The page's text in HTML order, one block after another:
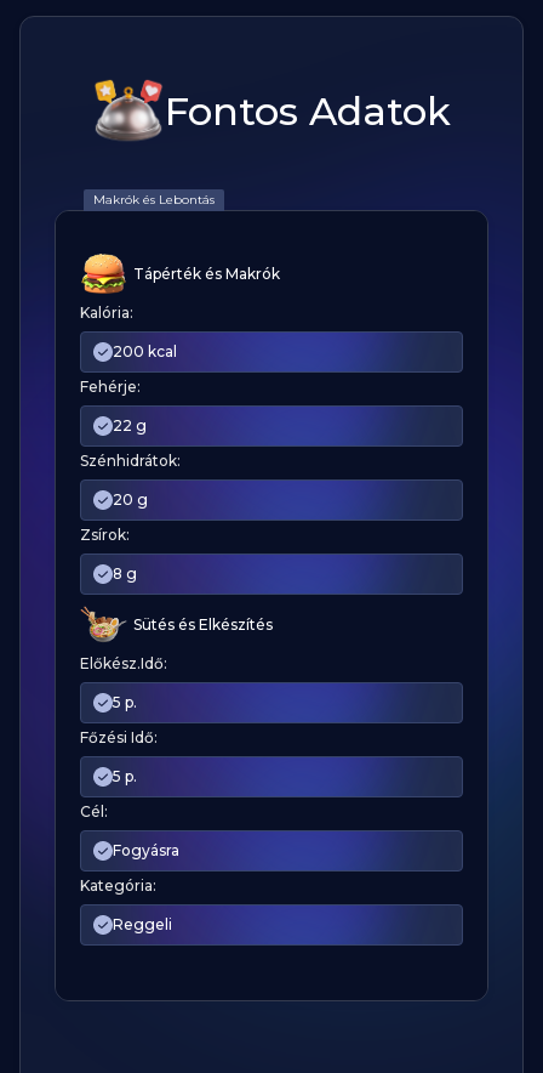
Fontos Adatok
Makrók és Lebontás
Tápérték és Makrók
Kalória:
200 kcal
Fehérje:
22 g
Szénhidrátok:
20 g
Zsírok:
8 g
Sütés és Elkészítés
Előkész.Idő:
5 p.
Főzési Idő:
5 p.
Cél:
Fogyásra
Kategória:
Reggeli